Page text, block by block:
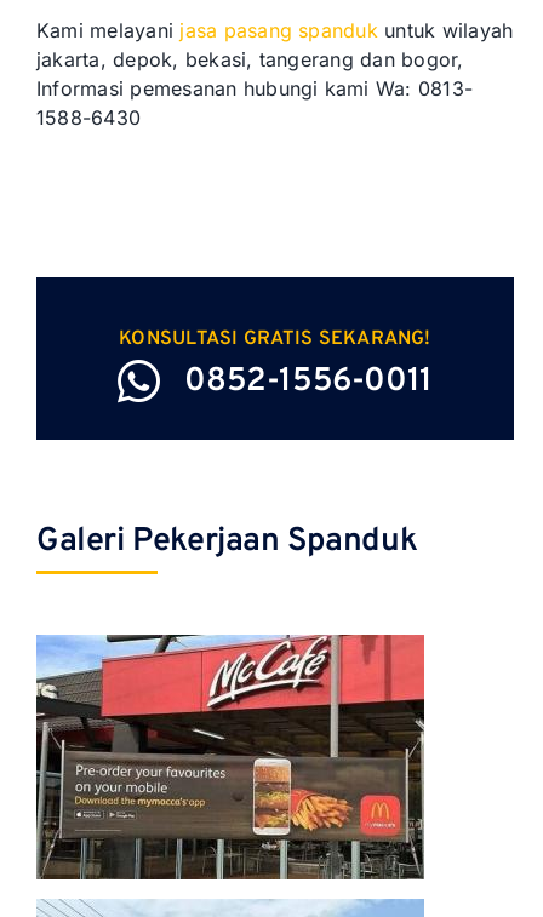
Kami melayani jasa pasang spanduk untuk wilayah
jakarta, depok, bekasi, tangerang dan bogor,
Informasi pemesanan hubungi kami Wa: 0813-
1588-6430
KONSULTASI GRATIS SEKARANG!
0852-1556-0011
Galeri Pekerjaan Spanduk